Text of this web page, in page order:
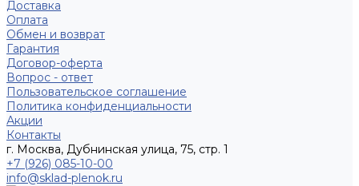
Доставка
Оплата
Обмен и возврат
Гарантия
Договор-оферта
Вопрос - ответ
Пользовательское соглашение
Политика конфиденциальности
Акции
Контакты
г. Москва, Дубнинская улица, 75, стр. 1
+7 (926) 085-10-00
info@sklad-plenok.ru